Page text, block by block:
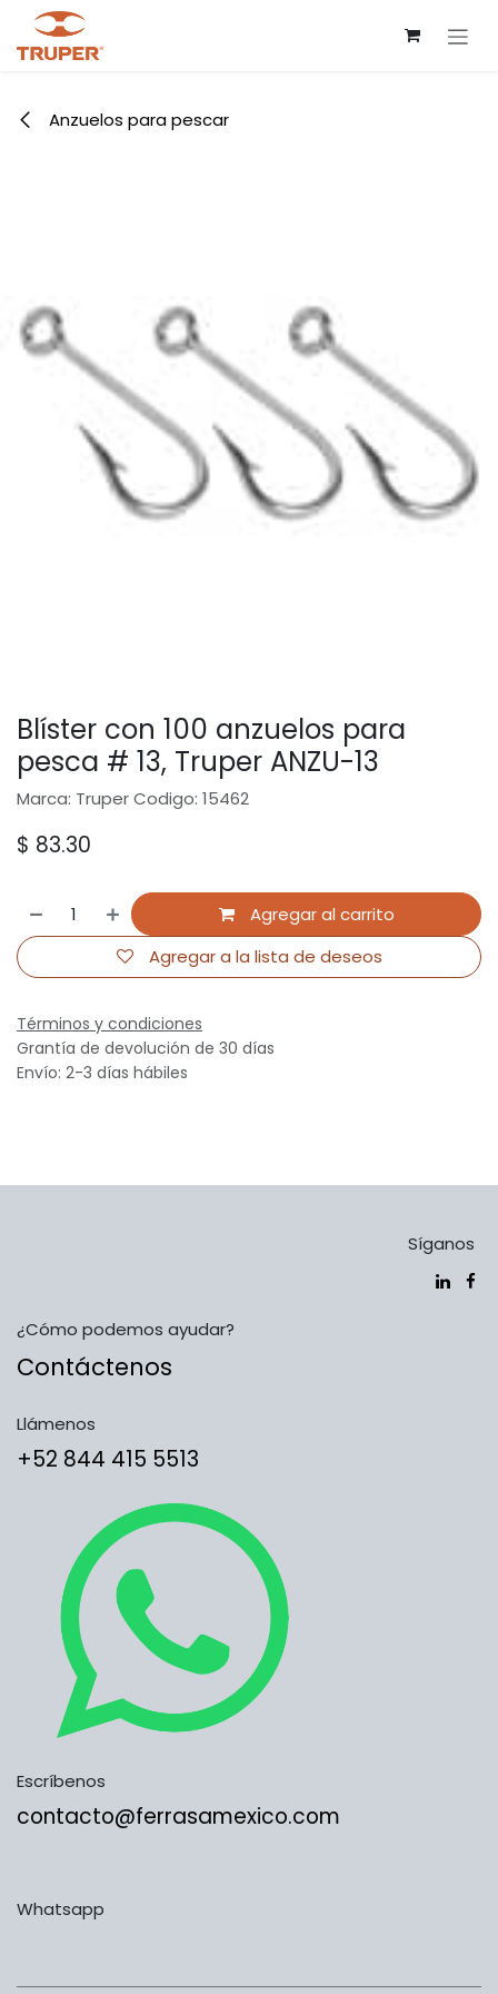
Ir al contenido
Anzuelos para pescar
Blíster con 100 anzuelos para
pesca # 13, Truper ANZU-13
Marca: Truper Codigo: 15462
$ 83.30
Agregar al carrito
Agregar a la lista de deseos
Términos y condiciones
Grantía de devolución de 30 días
Envío: 2-3 días hábiles
Síganos
¿Cómo podemos ayudar?
Contáctenos
Llámenos
​​​​​​​​​​​​+5​2​ ​8​4​4​ ​4​1​5​ 5​5​1​3​​​​​​​​​​​​​​
Escríbenos
contacto@ferrasamexico.com
Whatsapp